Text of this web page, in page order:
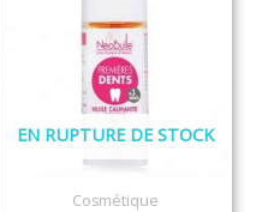
EN RUPTURE DE STOCK
Cosmétique